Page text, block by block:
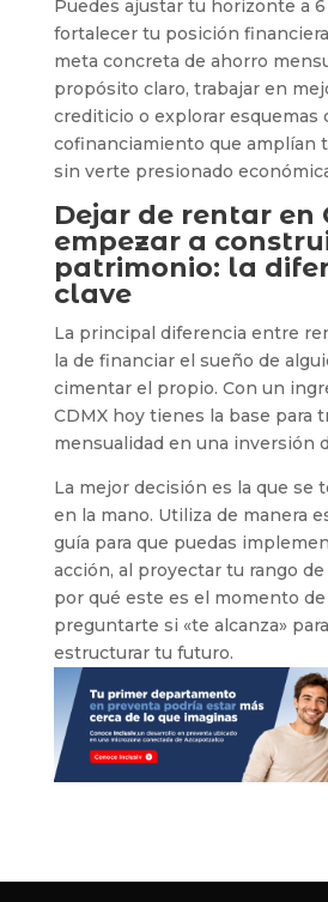
Puedes ajustar tu horizonte a 6
fortalecer tu posición
meta concreta de ahorro
propósito claro, trabajar en
crediticio o explorar esquemas
cofinanciamiento que amplían
sin verte presionado
Dejar de rentar en
empezar a
patrimonio: la
clave
La principal diferencia entre
la de financiar el sueño de
cimentar el propio. Con un
CDMX hoy tienes la base para
mensualidad en una inversión
La mejor decisión es la que se
en la mano. Utiliza de manera
guía para que puedas
acción, al proyectar tu rango
por qué este es el momento
preguntarte si «te alcanza»
estructurar tu futuro.